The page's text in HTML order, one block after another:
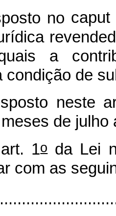
no caput
a
condição de
neste
de julho
1oda Lei
com as